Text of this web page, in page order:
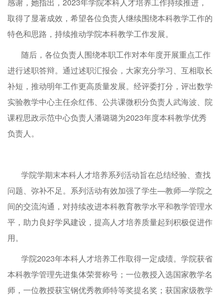
取得了显著成效，希望各位负责人继续围绕本科教学工作的
特色和思路，持续推动学院本科教学工作发展。
随后，各位负责人围绕本职工作对本年度开展重点工作
进行述职答辩。通过述职汇报会，大家充分学习、互相取长
补短，推动明年工作更高质量发展。经评委打分，评出数学
实验教学中心主任佘红伟、公共课微积分负责人武海波、院
课程思政示范中心负责人潘璐璐为2023年度本科教学优秀
负责人。
学院学期末本科人才培养系列活动旨在总结经验、查找
问题、弥补不足。系列活动有效加强了学生—教师—学院之
间的交流沟通，对持续改进本科教育教学水平和教学管理水
平，助力良好学风建设，提高人才培养质量起到积极促进作
用。
学院2023年本科人才培养工作取得一定成绩。学院获省
本科教学管理先进集体荣誉称号；一位教授入选国家教学名
师，一位教授获宝钢优秀教师特等奖提名奖；获国家级教学